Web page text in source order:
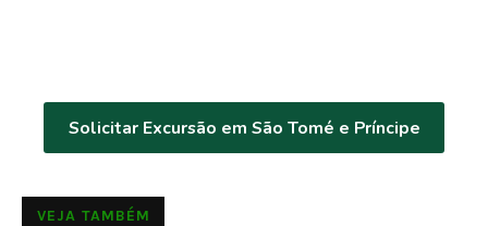
Solicitar Excursão em São Tomé e Príncipe
VEJA TAMBÉM